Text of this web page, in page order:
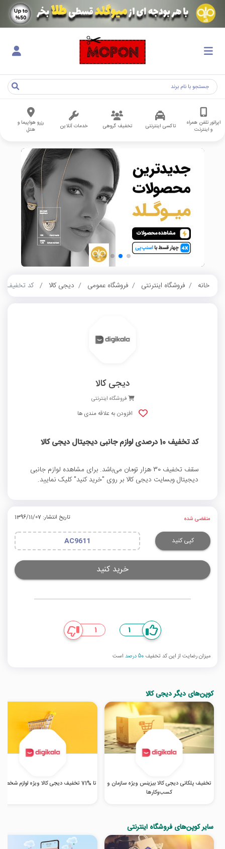
اپراتور تلفن همراه
و اینترنت
تاکسی اینترنتی تخفیف گروهی خدمات آنلاین
رزرو هواپیما و
هتل
خانه فروشگاه اینترنتی فروشگاه عمومی دیجی کالا کد تخفیف 10 درصدی لوازم جانبی دیجیتال دیجی کالا
دیجی کالا
فروشگاه اینترنتی
افزودن به علاقه مندی ها
کد تخفیف 10 درصدی لوازم جانبی دیجیتال دیجی کالا
سقف تخفیف 30 هزار تومان می‌باشد. برای مشاهده لوازم جانبی
دیجیتال وبسایت دیجی کالا بر روی "خرید کنید" کلیک نمایید.
منقضی شده تاریخ انتشار: 1396/11/07
کپی کنید AC9611
خرید کنید
1
1
میزان رضایت از این کد تخفیف 50 درصد است
کوپن‌های دیگر دیجی کالا
تخفیف پلکانی دیجی کالا بیزینس ویژه سازمان و
کسب‌‌وکارها
تا %71 تخفیف دیجی کالا ویژه لوازم شخصی برقی
سایر کوپن‌های فروشگاه اینترنتی